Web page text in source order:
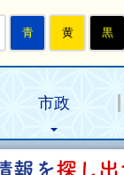
青 黄 黒
市政